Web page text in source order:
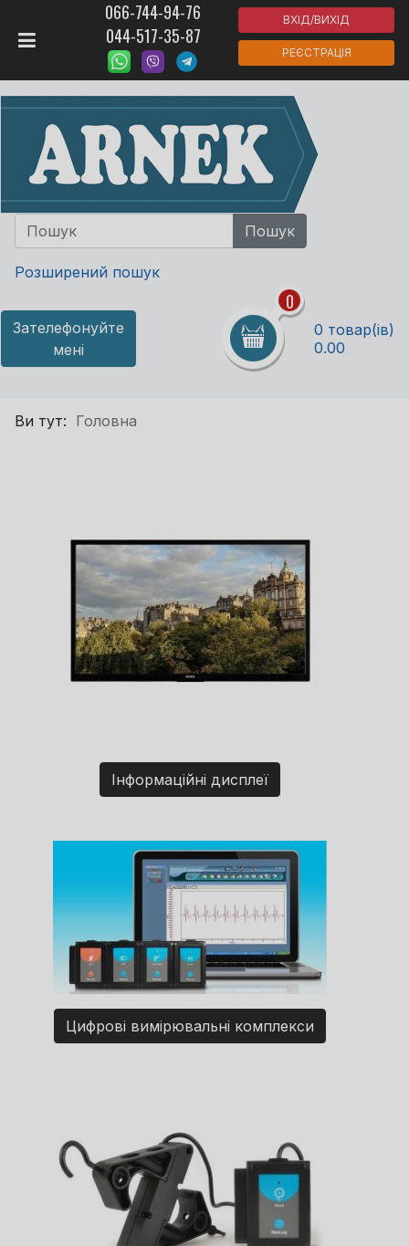
066-744-94-76
044-517-35-87
ВХІД/ВИХІД
РЕЄСТРАЦІЯ
Розширений пошук
Зателефонуйте
мені
0
0 товар(ів)
0.00
Ви тут: Головна
Інформаційні дисплеї
Цифрові вимірювальні комплекси